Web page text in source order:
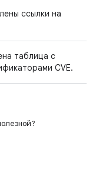
ссылки на
таблица с
CVE.